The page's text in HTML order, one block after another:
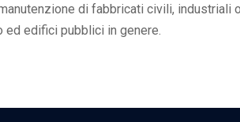
di fabbricati civili, industriali
ed edifici pubblici in genere.